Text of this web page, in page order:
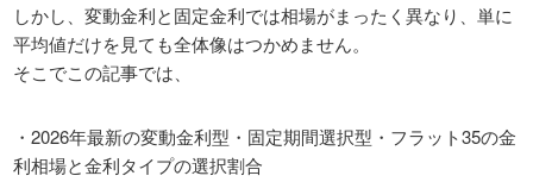
しかし、変動金利と固定金利では相場がまったく異なり、単に
平均値だけを見ても全体像はつかめません。
そこでこの記事では、
・2026年最新の変動金利型・固定期間選択型・フラット35の金
利相場と金利タイプの選択割合